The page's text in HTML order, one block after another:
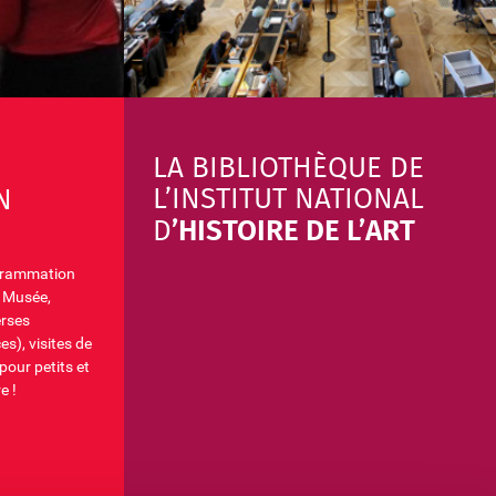
visites de
petits et
!
LA BIBLIOTHÈQUE DE
L’INSTITUT NATIONAL
D’HISTOIRE DE L’ART